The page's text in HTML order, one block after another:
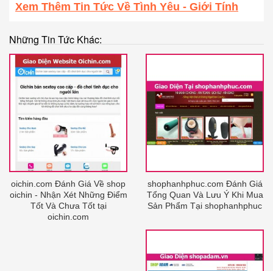
Xem Thêm Tin Tức Về Tình Yêu - Giới Tính
Những Tin Tức Khác:
oichin.com Đánh Giá Về shop
oichin - Nhận Xét Những Điểm
Tốt Và Chưa Tốt tại
oichin.com
shophanhphuc.com Đánh Giá
Tổng Quan Và Lưu Ý Khi Mua
Sản Phẩm Tại shophanhphuc